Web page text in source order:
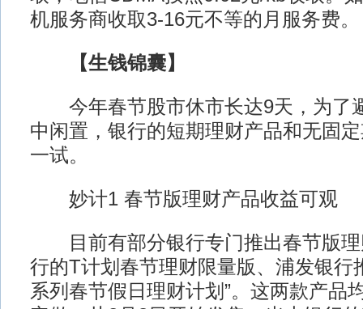
机服务商收取3-16元不等的月服务费。
【生钱锦囊】
今年春节股市休市长达9天，为了
中闲置，银行的短期理财产品和无固
一试。
妙计1 春节版理财产品收益可观
目前有部分银行专门推出春节版理
行的T计划春节理财限量版、浦发银行
系列春节假日理财计划”。这两款产品